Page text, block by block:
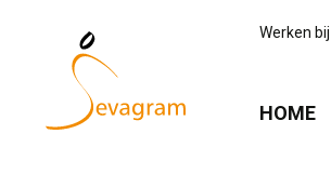
Werken bij
HOME